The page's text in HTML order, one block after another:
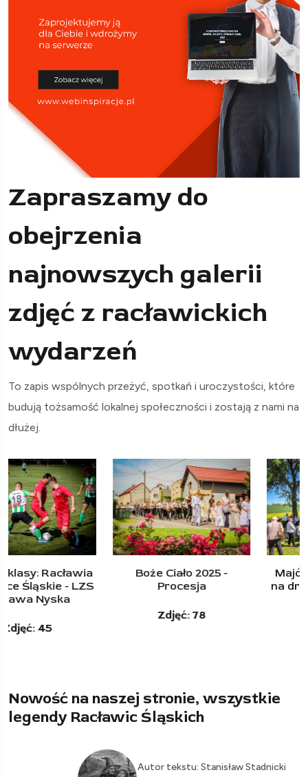
Zapraszamy do
obejrzenia
najnowszych galerii
zdjęć z racławickich
wydarzeń
To zapis wspólnych przeżyć, spotkań i uroczystości, które
budują tożsamość lokalnej społeczności i zostają z nami na
dłużej.
Boże Ciało 2025 -
Procesja
Majówka przy krzyżu,
na drodze do Wierzchu
Nowość na naszej stronie, wszystkie
legendy Racławic Śląskich
Autor tekstu: Stanisław Stadnicki